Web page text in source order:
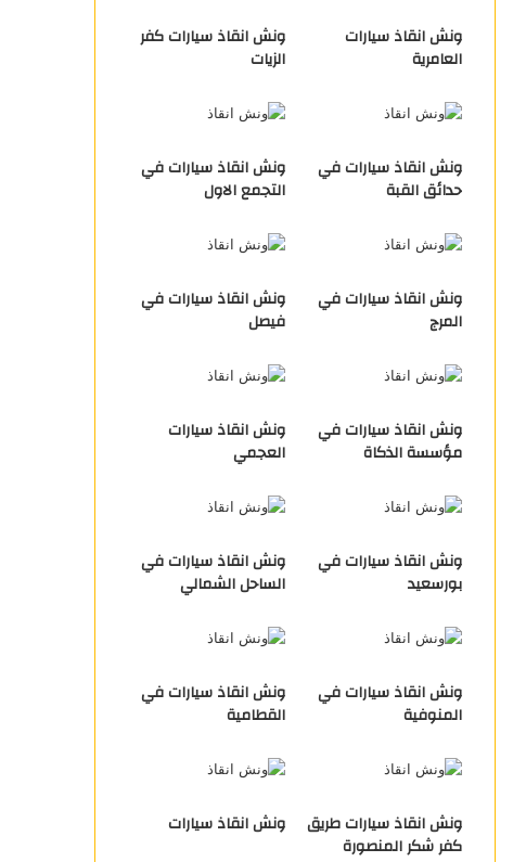
ونش انقاذ سيارات
العامرية
ونش انقاذ سيارات كفر
الزيات
ونش انقاذ سيارات في
حدائق القبة
ونش انقاذ سيارات في
التجمع الاول
ونش انقاذ سيارات في
المرج
ونش انقاذ سيارات في
فيصل
ونش انقاذ سيارات في
مؤسسة الذكاة
ونش انقاذ سيارات
العجمي
ونش انقاذ سيارات في
بورسعيد
ونش انقاذ سيارات في
الساحل الشمالي
ونش انقاذ سيارات في
المنوفية
ونش انقاذ سيارات في
القطامية
ونش انقاذ سيارات طريق
كفر شكر المنصورة
ونش انقاذ سيارات